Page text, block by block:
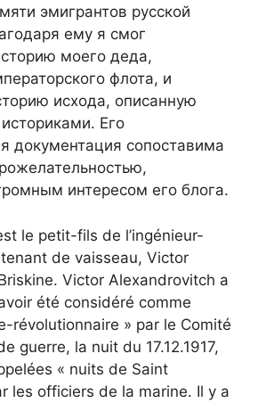
эмигрантов русской
ему я смог
моего деда,
флота, и
исхода, описанную
Его
документация сопоставима
интересом его блога.
le petit-fils de l’ingénieur-
de vaisseau, Victor
Victor Alexandrovitch a
été considéré comme
révolutionnaire » par le Comité
guerre, la nuit du 17.12.1917,
« nuits de Saint
les officiers de la marine. Il y a